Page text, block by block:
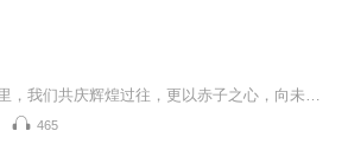
465